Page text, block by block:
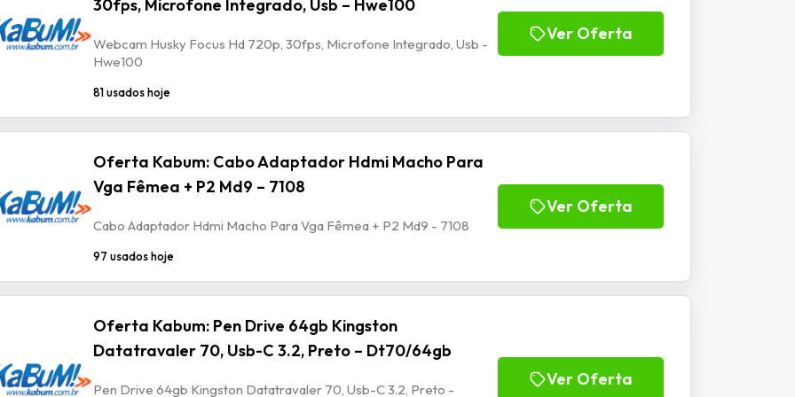
30fps, Microfone Integrado, Usb – Hwe100
Webcam Husky Focus Hd 720p, 30fps, Microfone Integrado, Usb -
Hwe100
81 usados hoje
Ver Oferta
Oferta Kabum: Cabo Adaptador Hdmi Macho Para
Vga Fêmea + P2 Md9 – 7108
Cabo Adaptador Hdmi Macho Para Vga Fêmea + P2 Md9 - 7108
97 usados hoje
Ver Oferta
Oferta Kabum: Pen Drive 64gb Kingston
Datatravaler 70, Usb-C 3.2, Preto – Dt70/64gb
Pen Drive 64gb Kingston Datatravaler 70, Usb-C 3.2, Preto -
Ver Oferta